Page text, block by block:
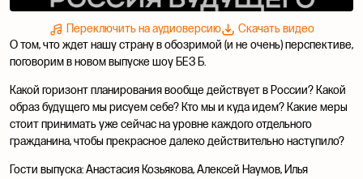
Переключить на аудиоверсию
Скачать видео
О том, что ждет нашу страну в обозримой (и не очень) перспективе,
поговорим в новом выпуске шоу БЕЗ Б.
Какой горизонт планирования вообще действует в России? Какой
образ будущего мы рисуем себе? Кто мы и куда идем? Какие меры
стоит принимать уже сейчас на уровне каждого отдельного
гражданина, чтобы прекрасное далеко действительно наступило?
Гости выпуска: Анастасия Козьякова, Алексей Наумов, Илья